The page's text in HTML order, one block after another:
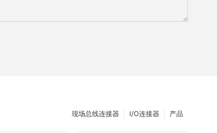
产品
I/O连接器
现场总线连接器